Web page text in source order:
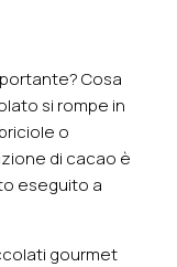
Cosa
si rompe in
o
di cacao è
eseguito a
gourmet